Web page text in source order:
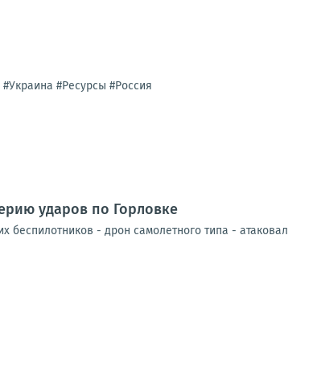
#Ресурсы #Россия
ударов по Горловке
беспилотников - дрон самолетного типа - атаковал